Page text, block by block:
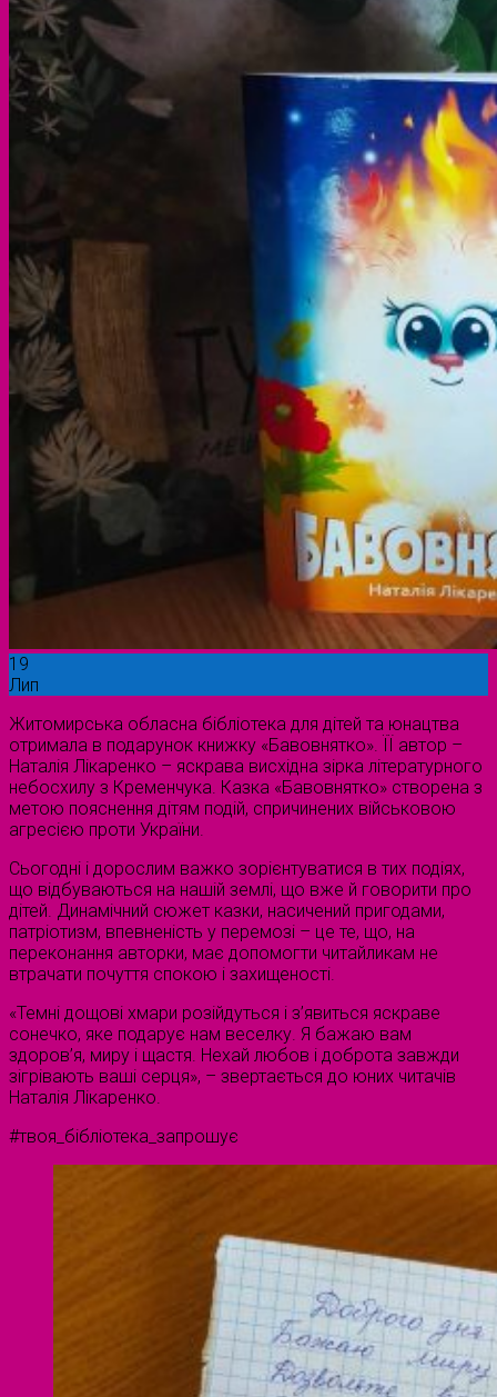
19
Лип
Житомирська обласна бібліотека для дітей та юнацтва
отримала в подарунок книжку «Бавовнятко». ЇЇ автор –
Наталія Лікаренко – яскрава висхідна зірка літературного
небосхилу з Кременчука. Казка «Бавовнятко» створена з
метою пояснення дітям подій, спричинених військовою
агресією проти України.
Сьогодні і дорослим важко зорієнтуватися в тих подіях,
що відбуваються на нашій землі, що вже й говорити про
дітей. Динамічний сюжет казки, насичений пригодами,
патріотизм, впевненість у перемозі – це те, що, на
переконання авторки, має допомогти читайликам не
втрачати почуття спокою і захищеності.
«Темні дощові хмари розійдуться і з’явиться яскраве
сонечко, яке подарує нам веселку. Я бажаю вам
здоров’я, миру і щастя. Нехай любов і доброта завжди
зігрівають ваші серця», – звертається до юних читачів
Наталія Лікаренко.
#твоя_бібліотека_запрошує